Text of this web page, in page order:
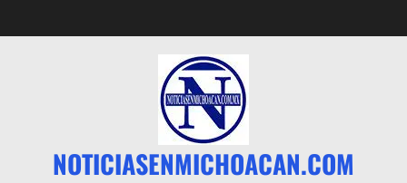
al
NOTICIASENMICHOACAN.COM